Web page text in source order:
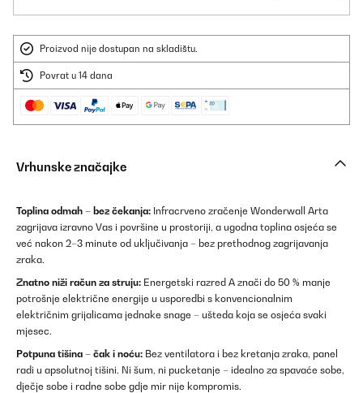
Proizvod nije dostupan na skladištu.
Povrat u 14 dana
Vrhunske značajke
Toplina odmah – bez čekanja: Infracrveno zračenje Wonderwall Arta
zagrijava izravno Vas i površine u prostoriji, a ugodna toplina osjeća se
već nakon 2–3 minute od uključivanja – bez prethodnog zagrijavanja
zraka.
Znatno niži račun za struju: Energetski razred A znači do 50 % manje
potrošnje električne energije u usporedbi s konvencionalnim
električnim grijalicama jednake snage – ušteda koja se osjeća svaki
mjesec.
Potpuna tišina – čak i noću: Bez ventilatora i bez kretanja zraka, panel
radi u apsolutnoj tišini. Ni šum, ni pucketanje – idealno za spavaće sobe,
dječje sobe i radne sobe gdje mir nije kompromis.